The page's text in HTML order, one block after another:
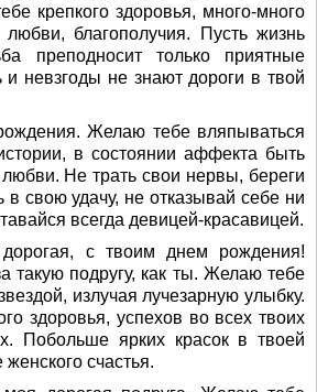
крепкого здоровья, много-много
любви, благополучия. Пусть жизнь
преподносит только приятные
невзгоды не знают дороги в твой
Желаю тебе вляпываться
в состоянии аффекта быть
любви. Не трать свои нервы, береги
в свою удачу, не отказывай себе ни
всегда девицей-красавицей.
с твоим днем рождения!
такую подругу, как ты. Желаю тебе
излучая лучезарную улыбку.
здоровья, успехов во всех твоих
Побольше ярких красок в твоей
счастья.